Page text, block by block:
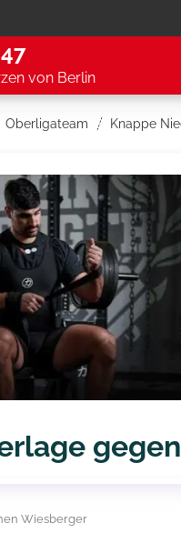
von Berlin
Oberligateam Knappe
Wiesberger